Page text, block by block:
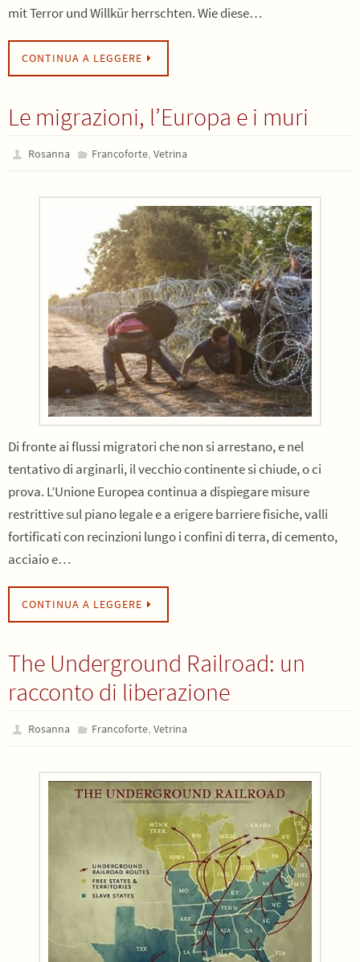
mit Terror und Willkür herrschten. Wie diese…
CONTINUA A LEGGERE
Le migrazioni, l’Europa e i muri
Rosanna Francoforte, Vetrina
Di fronte ai flussi migratori che non si arrestano, e nel
tentativo di arginarli, il vecchio continente si chiude, o ci
prova. L’Unione Europea continua a dispiegare misure
restrittive sul piano legale e a erigere barriere fisiche, valli
fortificati con recinzioni lungo i confini di terra, di cemento,
acciaio e…
CONTINUA A LEGGERE
The Underground Railroad: un
racconto di liberazione
Rosanna Francoforte, Vetrina